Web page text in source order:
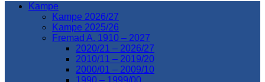
Kampe
Kampe 2026/27
Kampe 2025/26
Fremad A. 1910 – 2027
2020/21 – 2026/27
2010/11 – 2019/20
2000/01 – 2009/10
1990 – 1999/00